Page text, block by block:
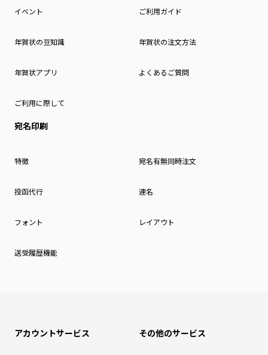
イベント ご利用ガイド
年賀状の豆知識 年賀状の注文方法
年賀状アプリ よくあるご質問
ご利用に際して
宛名印刷
特徴 宛名有無同時注文
投函代行 連名
フォント レイアウト
送受履歴機能
アカウントサービス その他のサービス